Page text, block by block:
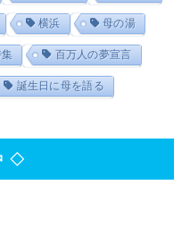
横浜 母の湯
百万人の夢宣言
誕生日に母を語る
◇